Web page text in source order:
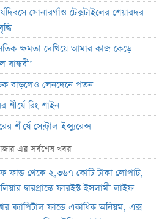
সোনারগাঁও টেক্সটাইলের শেয়ারদর
ক্ষমতা দেখিয়ে আমার কাজ কেড়ে
বান্ধবী’
বাড়লেও লেনদেনে পতন
শীর্ষে রিং-শাইন
শীর্ষে সেন্ট্রাল ইন্স্যুরেন্স
৩৬ কোটি টাকার লেনদেন
পদ্মা ইসলামী লাইফ ইন্স্যুরেন্সের
বন্ধ
লেনদেনে ফিরবে ইউসিবি
এর সর্বশেষ খবর
ফান্ড থেকে ২,৩৬৭ কোটি টাকা লোপাট,
দ্বারপ্রান্তে ফারইস্ট ইসলামী লাইফ
ক্যাপিটাল ফান্ডে একাধিক অনিয়ম, এক্স